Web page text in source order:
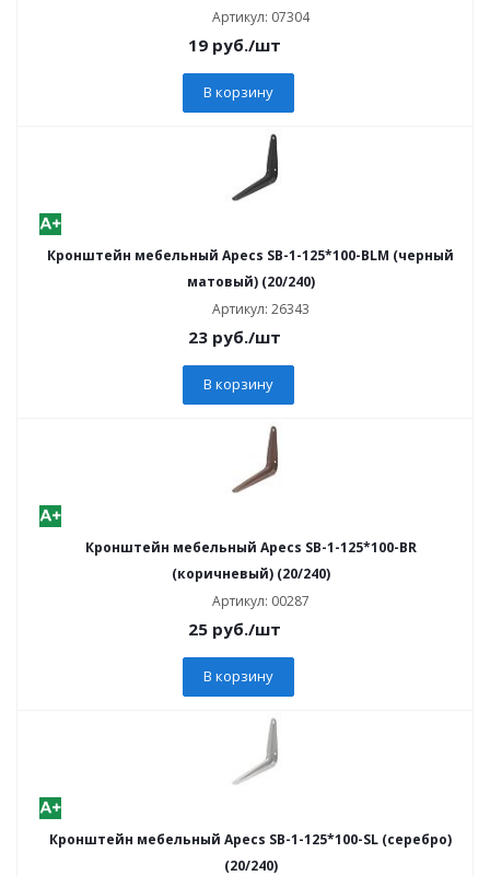
Артикул: 07304
19руб./шт
В корзину
Кронштейн мебельный Apecs SB-1-125*100-BLM (черный
матовый) (20/240)
Артикул: 26343
23руб./шт
В корзину
Кронштейн мебельный Apecs SB-1-125*100-BR
(коричневый) (20/240)
Артикул: 00287
25руб./шт
В корзину
Кронштейн мебельный Apecs SB-1-125*100-SL (серебро)
(20/240)